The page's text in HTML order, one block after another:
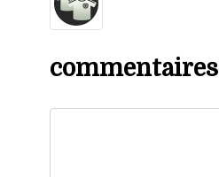
commentaires